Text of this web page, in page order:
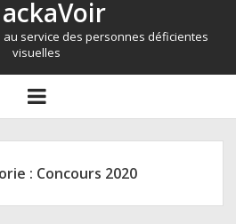
service des personnes déficientes
visuelles
ARTICLES
CONCOURS
open
menu
: Concours 2020